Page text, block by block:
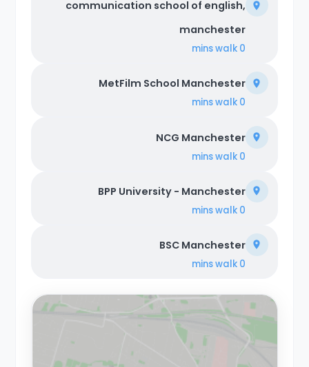
communication school of english,
manchester
0 mins
walk
MetFilm School Manchester
0 mins
walk
NCG Manchester
0 mins
walk
BPP University - Manchester
0 mins
walk
BSC Manchester
0 mins
walk